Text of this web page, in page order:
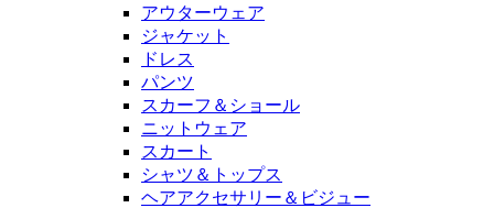
アウターウェア
ジャケット
ドレス
パンツ
スカーフ＆ショール
ニットウェア
スカート
シャツ＆トップス
ヘアアクセサリー＆ビジュー